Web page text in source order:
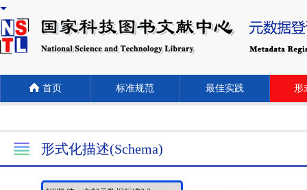
首页 标准规范 最佳实践 形
形式化描述(Schema)